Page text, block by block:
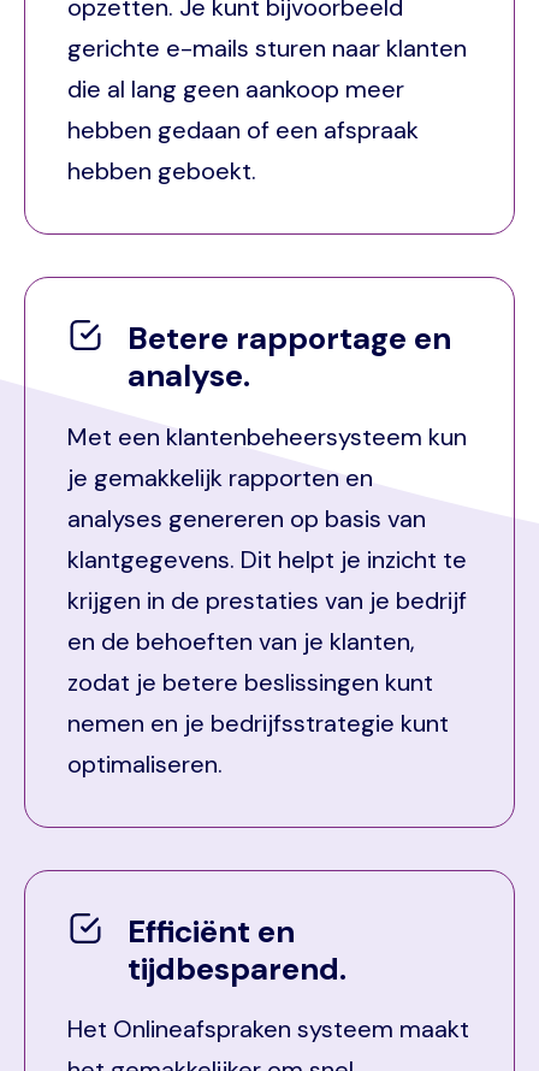
opzetten. Je kunt bijvoorbeeld
gerichte e-mails sturen naar klanten
die al lang geen aankoop meer
hebben gedaan of een afspraak
hebben geboekt.
Betere rapportage en
analyse.
Met een klantenbeheersysteem kun
je gemakkelijk rapporten en
analyses genereren op basis van
klantgegevens. Dit helpt je inzicht te
krijgen in de prestaties van je bedrijf
en de behoeften van je klanten,
zodat je betere beslissingen kunt
nemen en je bedrijfsstrategie kunt
optimaliseren.
Efficiënt en
tijdbesparend.
Het Onlineafspraken systeem maakt